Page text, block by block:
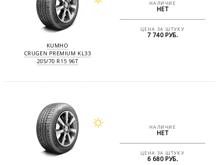
KUMHO
CRUGEN PREMIUM KL33
205/70 R15 96T
НАЛИЧИЕ
НЕТ
ЦЕНА ЗА ШТУКУ
7 740 РУБ.
НАЛИЧИЕ
НЕТ
ЦЕНА ЗА ШТУКУ
6 680 РУБ.